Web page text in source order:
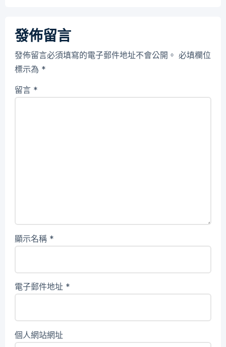
發佈留言
發佈留言必須填寫的電子郵件地址不會公開。 必填欄位
標示為 *
留言 *
顯示名稱 *
電子郵件地址 *
個人網站網址